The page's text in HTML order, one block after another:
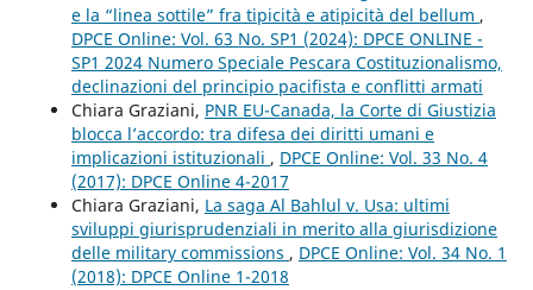
e la “linea sottile” fra tipicità e atipicità del bellum ,
DPCE Online: Vol. 63 No. SP1 (2024): DPCE ONLINE -
SP1 2024 Numero Speciale Pescara Costituzionalismo,
declinazioni del principio pacifista e conflitti armati
Chiara Graziani, PNR EU-Canada, la Corte di Giustizia
blocca l’accordo: tra difesa dei diritti umani e
implicazioni istituzionali , DPCE Online: Vol. 33 No. 4
(2017): DPCE Online 4-2017
Chiara Graziani, La saga Al Bahlul v. Usa: ultimi
sviluppi giurisprudenziali in merito alla giurisdizione
delle military commissions , DPCE Online: Vol. 34 No. 1
(2018): DPCE Online 1-2018